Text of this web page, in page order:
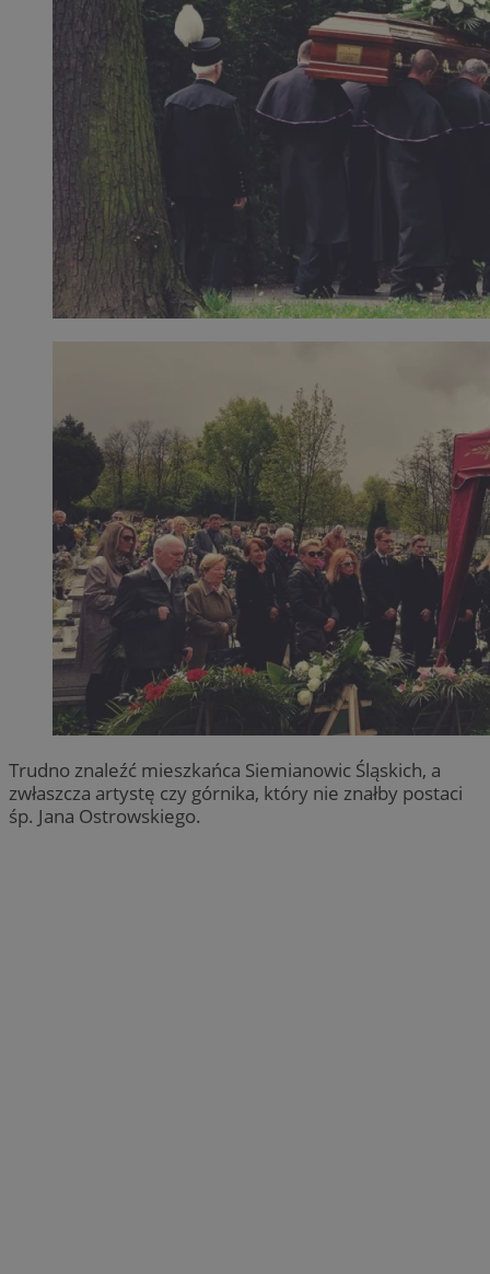
Trudno znaleźć mieszkańca Siemianowic Śląskich, a
zwłaszcza artystę czy górnika, który nie znałby postaci
śp. Jana Ostrowskiego.